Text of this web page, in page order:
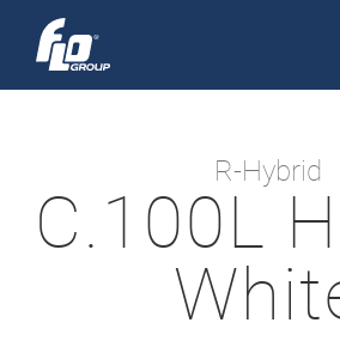
R-Hybrid
C.100L